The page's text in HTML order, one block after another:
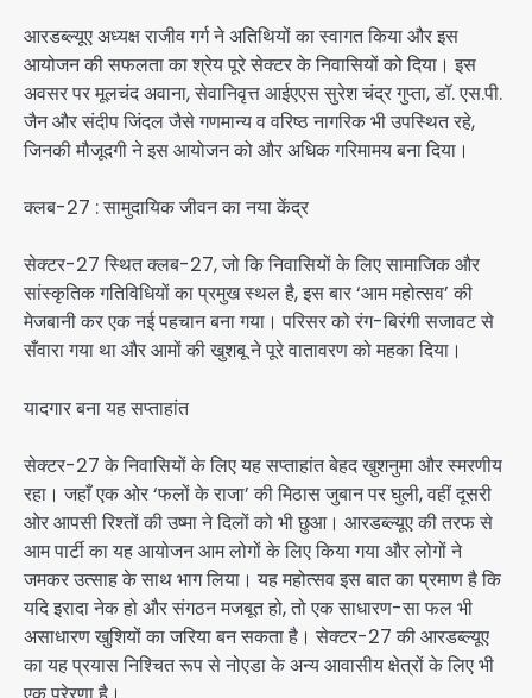
आरडब्ल्यूए अध्यक्ष राजीव गर्ग ने अतिथियों का स्वागत किया और इस
आयोजन की सफलता का श्रेय पूरे सेक्टर के निवासियों को दिया। इस
अवसर पर मूलचंद अवाना, सेवानिवृत्त आईएएस सुरेश चंद्र गुप्ता, डॉ. एस.पी.
जैन और संदीप जिंदल जैसे गणमान्य व वरिष्ठ नागरिक भी उपस्थित रहे,
जिनकी मौजूदगी ने इस आयोजन को और अधिक गरिमामय बना दिया।
क्लब-27 : सामुदायिक जीवन का नया केंद्र
सेक्टर-27 स्थित क्लब-27, जो कि निवासियों के लिए सामाजिक और
सांस्कृतिक गतिविधियों का प्रमुख स्थल है, इस बार ‘आम महोत्सव’ की
मेजबानी कर एक नई पहचान बना गया। परिसर को रंग-बिरंगी सजावट से
सँवारा गया था और आमों की खुशबू ने पूरे वातावरण को महका दिया।
यादगार बना यह सप्ताहांत
सेक्टर-27 के निवासियों के लिए यह सप्ताहांत बेहद खुशनुमा और स्मरणीय
रहा। जहाँ एक ओर ‘फलों के राजा’ की मिठास जुबान पर घुली, वहीं दूसरी
ओर आपसी रिश्तों की उष्मा ने दिलों को भी छुआ। आरडब्ल्यूए की तरफ से
आम पार्टी का यह आयोजन आम लोगों के लिए किया गया और लोगों ने
जमकर उत्साह के साथ भाग लिया। यह महोत्सव इस बात का प्रमाण है कि
यदि इरादा नेक हो और संगठन मजबूत हो, तो एक साधारण-सा फल भी
असाधारण खुशियों का जरिया बन सकता है। सेक्टर-27 की आरडब्ल्यूए
का यह प्रयास निश्चित रूप से नोएडा के अन्य आवासीय क्षेत्रों के लिए भी